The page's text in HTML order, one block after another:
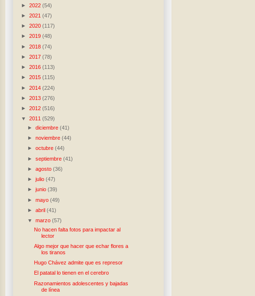
► 2022 (54)
► 2021 (47)
► 2020 (117)
► 2019 (48)
► 2018 (74)
► 2017 (78)
► 2016 (113)
► 2015 (115)
► 2014 (224)
► 2013 (276)
► 2012 (516)
▼ 2011 (529)
►diciembre(41)
►noviembre(44)
►octubre(44)
►septiembre(41)
►agosto(36)
►julio(47)
►junio(39)
►mayo(49)
►abril(41)
▼marzo(57)
No hacen falta fotos para impactar al
lector
Algo mejor que hacer que echar flores a
los tiranos
Hugo Chávez admite que es represor
El patatal lo tienen en el cerebro
Razonamientos adolescentes y bajadas
de línea